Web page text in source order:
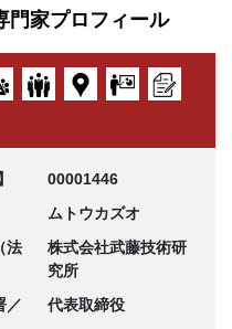
門家プロフィール
00001446
ムトウカズオ
法
株式会社武藤技術研
究所
／
代表取締役